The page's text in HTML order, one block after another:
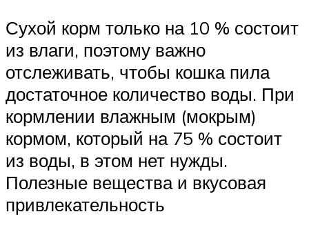
Сухой корм только на 10 % состоит
из влаги, поэтому важно
отслеживать, чтобы кошка пила
достаточное количество воды. При
кормлении влажным (мокрым)
кормом, который на 75 % состоит
из воды, в этом нет нужды.
Полезные вещества и вкусовая
привлекательность